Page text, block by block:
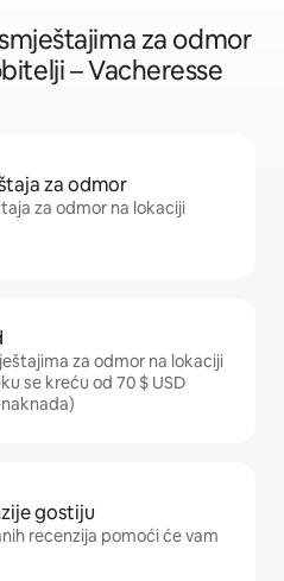
za odmor
– Vacheresse
za odmor
za odmor na lokaciji
za odmor na lokaciji
se kreću od 70 $ USD
gostiju
recenzija pomoći će vam